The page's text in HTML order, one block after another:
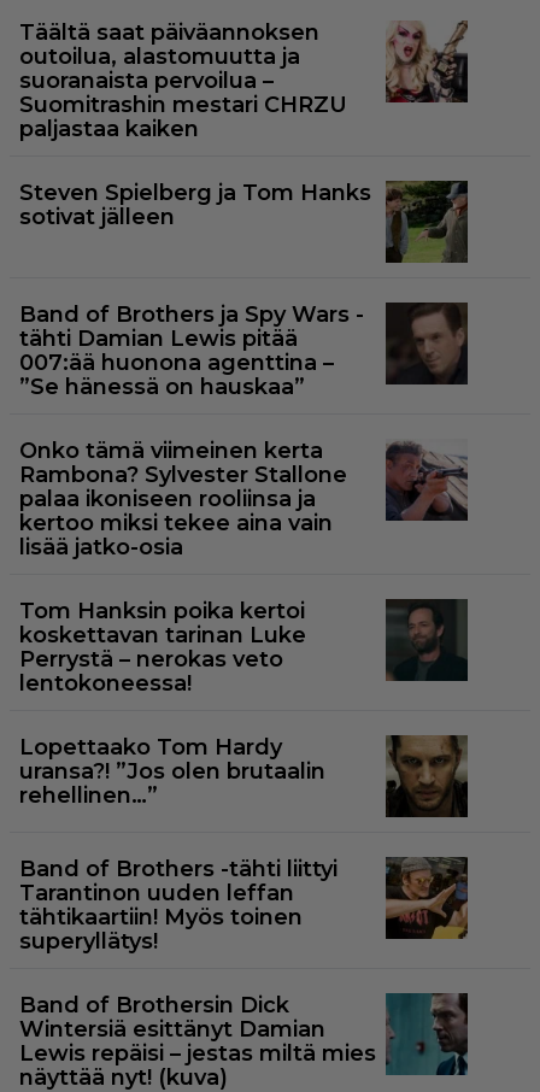
Täältä saat päiväannoksen
outoilua, alastomuutta ja
suoranaista pervoilua –
Suomitrashin mestari CHRZU
paljastaa kaiken
Steven Spielberg ja Tom Hanks
sotivat jälleen
Band of Brothers ja Spy Wars -
tähti Damian Lewis pitää
007:ää huonona agenttina –
”Se hänessä on hauskaa”
Onko tämä viimeinen kerta
Rambona? Sylvester Stallone
palaa ikoniseen rooliinsa ja
kertoo miksi tekee aina vain
lisää jatko-osia
Tom Hanksin poika kertoi
koskettavan tarinan Luke
Perrystä – nerokas veto
lentokoneessa!
Lopettaako Tom Hardy
uransa?! ”Jos olen brutaalin
rehellinen…”
Band of Brothers -tähti liittyi
Tarantinon uuden leffan
tähtikaartiin! Myös toinen
superyllätys!
Band of Brothersin Dick
Wintersiä esittänyt Damian
Lewis repäisi – jestas miltä mies
näyttää nyt! (kuva)